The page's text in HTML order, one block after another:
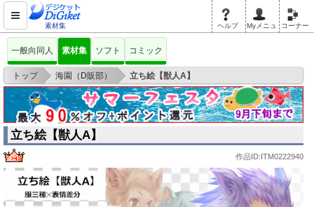
素材集 ヘルプ Myメニュ コーナー
一般向同人 素材集 ソフト コミック
トップ > 海園（D販部） > 立ち絵【獣人A】
立ち絵【獣人A】
作品ID:ITM0222940